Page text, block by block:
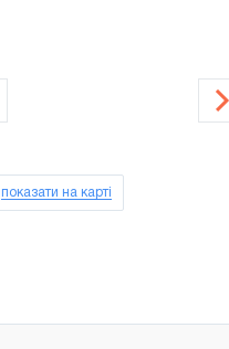
показати на карті